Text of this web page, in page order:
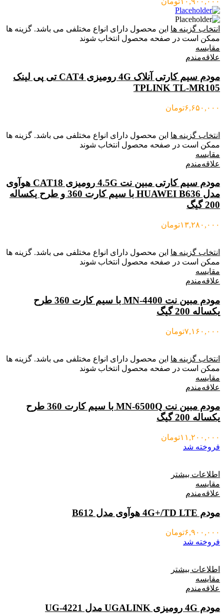
انتخاب گزینه ها این محصول دارای انواع مختلفی می باشد. گزینه ها
ممکن است در صفحه محصول انتخاب شوند
مقایسه
علاقه‌مندم
مودم سیم کارتی آنلاک 4G رومیزی CAT4 تی پی لینک
TPLINK TL-MR105
۶,۶۵۰,۰۰۰تومان
انتخاب گزینه ها این محصول دارای انواع مختلفی می باشد. گزینه ها
ممکن است در صفحه محصول انتخاب شوند
مقایسه
علاقه‌مندم
مودم سیم کارتی مبین نت 4.5G رومیزی CAT18 هوآوی
مدل HUAWEI B636 با سیم کارت 360 و طرح یکساله
200 گیگ
۱۳,۲۸۰,۰۰۰تومان
انتخاب گزینه ها این محصول دارای انواع مختلفی می باشد. گزینه ها
ممکن است در صفحه محصول انتخاب شوند
مقایسه
علاقه‌مندم
مودم مبین نت MN-4400 با سیم کارت 360 طرح
یکساله 200 گیگ
۷,۱۶۰,۰۰۰تومان
انتخاب گزینه ها این محصول دارای انواع مختلفی می باشد. گزینه ها
ممکن است در صفحه محصول انتخاب شوند
مقایسه
علاقه‌مندم
مودم مبین نت MN-6500Q با سیم کارت 360 طرح
یکساله 200 گیگ
۱۱,۲۰۰,۰۰۰تومان
فروخته شد
اطلاعات بیشتر
مقایسه
علاقه‌مندم
مودم 4G+/TD LTE هوآوی مدل B612
۶,۹۰۰,۰۰۰تومان
فروخته شد
اطلاعات بیشتر
مقایسه
علاقه‌مندم
مودم 4G رومیزی UGALINK مدل 4221-UG